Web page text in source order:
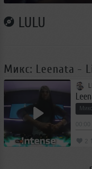
LULU
Микс: Leenata -
Микс
2